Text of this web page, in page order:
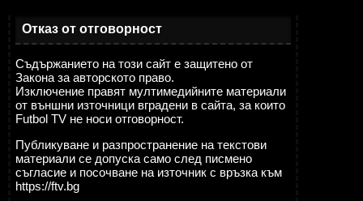
Отказ от отговорност
Съдържанието на този сайт е защитено от
Закона за авторското право.
Изключение правят мултимедийните материали
от външни източници вградени в сайта, за които
Futbol TV не носи отговорност.
Публикуване и разпространение на текстови
материали се допуска само след писмено
съгласие и посочване на източник с връзка към
https://ftv.bg